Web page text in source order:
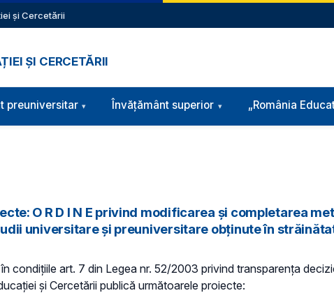
și Cercetării
ȘI CERCETĂRII
preuniversitar Învățământ superior „România
O R D I N E privind modificarea și completarea
universitare și preuniversitare obținute în
condiţiile art. 7 din Legea nr. 52/2003 privind transparenţa
și Cercetării publică următoarele proiecte: